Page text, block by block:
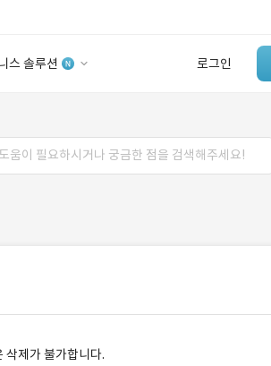
스 솔루션 로그인
코드 케어
마켓
유사사례 검색 AI
‘이런 거’ 만들어본
삭제가 불가합니다.